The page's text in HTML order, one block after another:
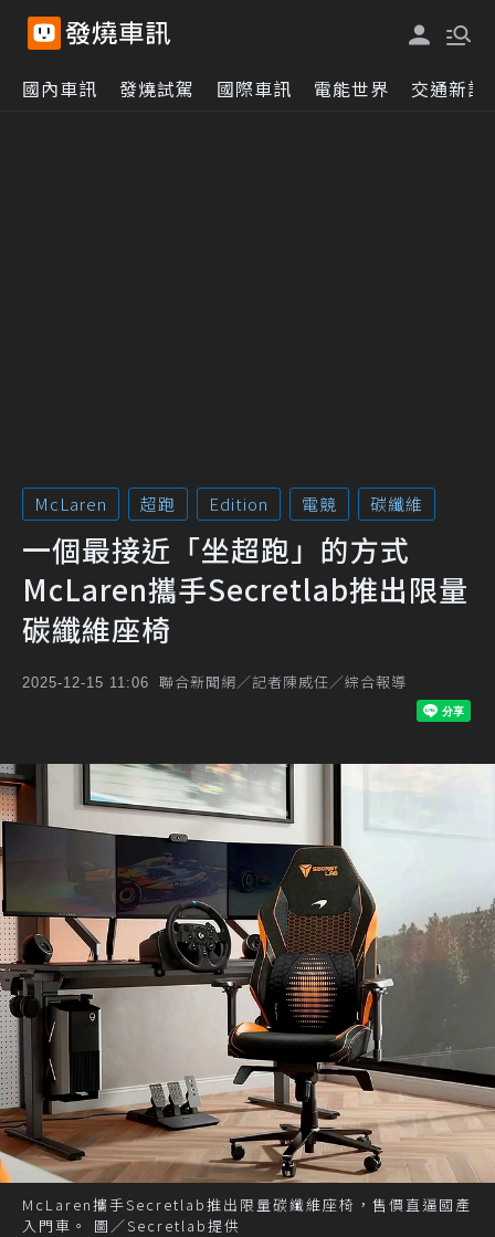
國內車訊 發燒試駕 國際車訊 電能世界 交通新訊
McLaren 超跑 Edition 電競 碳纖維
一個最接近「坐超跑」的方式
McLaren攜手Secretlab推出限量
碳纖維座椅
2025-12-15 11:06 聯合新聞網／記者陳威任／綜合報導
McLaren攜手Secretlab推出限量碳纖維座椅，售價直逼國產
入門車。 圖／Secretlab提供